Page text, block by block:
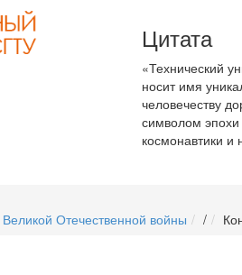
Цитата
«Технический
носит имя
человечеству
символом эпохи
космонавтики и
Отечественной войны /